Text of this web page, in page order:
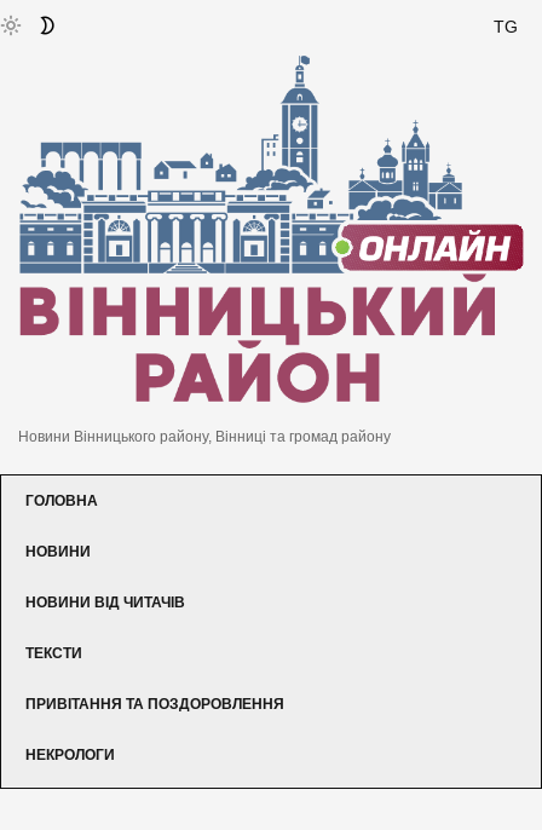
TG
Новини Вінницького району, Вінниці та громад району
ГОЛОВНА
НОВИНИ
НОВИНИ ВІД ЧИТАЧІВ
ТЕКСТИ
ПРИВІТАННЯ ТА ПОЗДОРОВЛЕННЯ
НЕКРОЛОГИ